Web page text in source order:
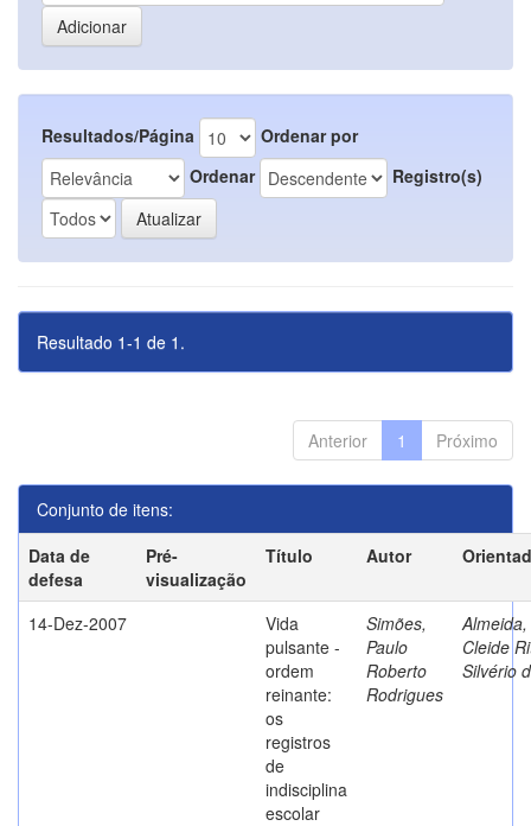
Resultados/Página
Ordenar por
Ordenar
Registro(s)
Resultado 1-1 de 1.
Anterior 1 Próximo
Conjunto de itens:
Data de
defesa
Pré-
visualização
Título Autor
14-Dez-2007
Vida
pulsante -
ordem
reinante:
os
registros
de
indisciplina
escolar
Simões,
Paulo
Roberto
Rodrigues
Almeida,
Cleide
Silvério